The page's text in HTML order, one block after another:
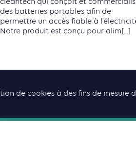
cleantech qui conçoit et
des batteries portables afin de
permettre un accès fiable à
Notre produit est conçu pour alim[...]
Lire la suite
de cookies à des fins de mesure